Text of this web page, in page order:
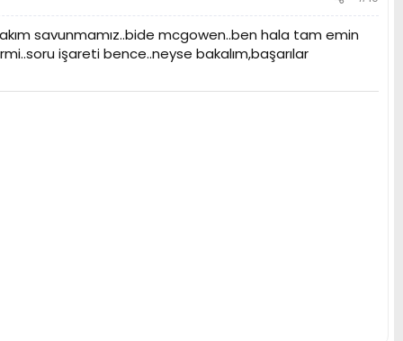
savunmamız..bide mcgowen..ben hala tam emin
işareti bence..neyse bakalım,başarılar